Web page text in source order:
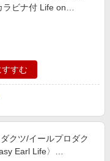
ラビナ付 Life on
すすむ
クツ/イールプロダク
Earl Life〉